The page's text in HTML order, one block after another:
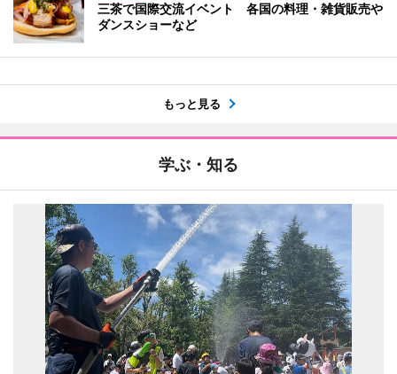
三茶で国際交流イベント 各国の料理・雑貨販売や
ダンスショーなど
もっと見る
学ぶ・知る